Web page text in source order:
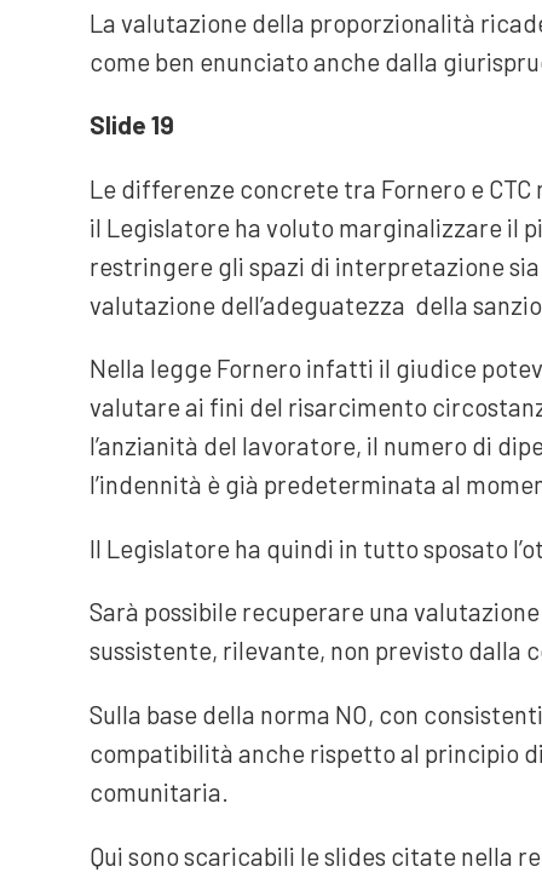
La valutazione della proporzionalità
come ben enunciato anche dalla
Slide 19
Le differenze concrete tra Fornero e
il Legislatore ha voluto marginalizzare il
restringere gli spazi di interpretazione
valutazione dell’adeguatezza della
Nella legge Fornero infatti il giudice
valutare ai fini del risarcimento
l’anzianità del lavoratore, il numero di
l’indennità è già predeterminata al
Il Legislatore ha quindi in tutto sposato
Sarà possibile recuperare una
sussistente, rilevante, non previsto dalla
Sulla base della norma NO, con
compatibilità anche rispetto al principio
comunitaria.
Qui sono scaricabili le slides citate nella